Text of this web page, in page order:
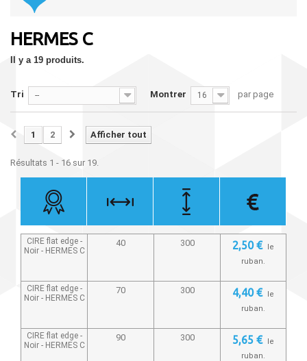
HERMES C
Il y a 19 produits.
Tri -- Montrer 16 par page
Afficher tout
1 2
Résultats 1 - 16 sur 19.
CIRE flat edge -
Noir - HERMES C
40 300 2,50 € le
ruban.
CIRE flat edge -
Noir - HERMES C
70 300 4,40 € le
ruban.
CIRE flat edge -
Noir - HERMES C
90 300 5,65 € le
ruban.